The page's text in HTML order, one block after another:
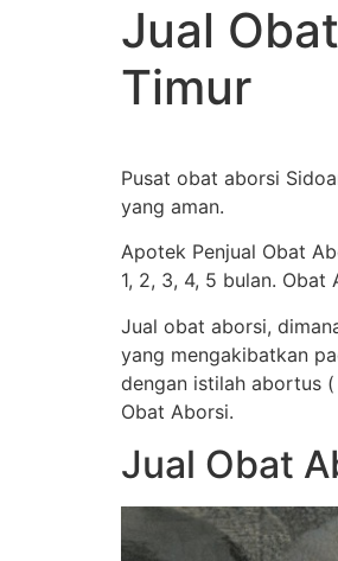
Jual
Timur
Pusat obat aborsi
yang aman.
Apotek Penjual Obat
1, 2, 3, 4, 5 bulan.
Jual obat aborsi,
yang mengakibatkan
dengan istilah abortus
Obat Aborsi.
Jual Obat